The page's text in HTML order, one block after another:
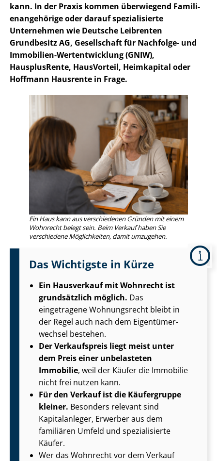
kann. In der Praxis kommen überwiegend Fa­mi­li­
en­an­ge­hö­ri­ge oder darauf spezialisierte
Unternehmen wie Deutsche Leibrenten
Grundbesitz AG, Gesellschaft für Nachfolge- und
Immobilien-Wertentwicklung (GNIW),
HausplusRente, HausVorteil, Heimkapital oder
Hoffmann Hausrente in Frage.
Ein Haus kann aus verschiedenen Gründen mit einem
Wohnrecht belegt sein. Beim Verkauf haben Sie
verschiedene Möglichkeiten, damit umzugehen.
Das Wichtigste in Kürze
Ein Hausverkauf mit Wohnrecht ist
grundsätzlich möglich. Das
eingetragene Wohnungsrecht bleibt in
der Regel auch nach dem Ei­gen­tü­mer­
wech­sel bestehen.
Der Verkaufspreis liegt meist unter
dem Preis einer unbelasteten
Immobilie, weil der Käufer die Immobilie
nicht frei nutzen kann.
Für den Verkauf ist die Käufergruppe
kleiner. Besonders relevant sind
Kapitalanleger, Erwerber aus dem
familiären Umfeld und spezialisierte
Käufer.
Wer das Wohnrecht vor dem Verkauf